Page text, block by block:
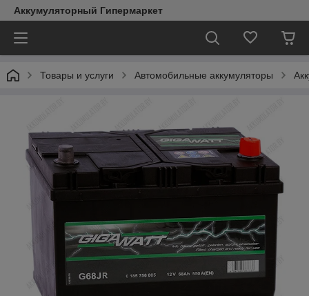
Аккумуляторный Гипермаркет
Товары и услуги Автомобильные аккумуляторы